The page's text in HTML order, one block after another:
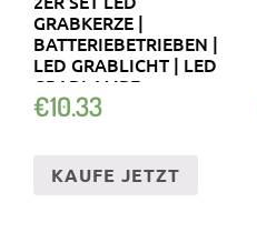
GRABKERZE |
BATTERIEBETRIEBEN |
LED GRABLICHT | LED
GRABLAMPE
€10.33
KAUFE JETZT